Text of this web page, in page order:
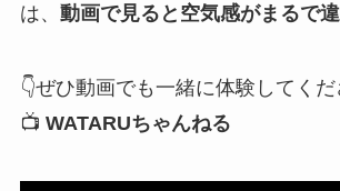
は、 動画で見ると空気感がまるで違
👇ぜひ動画でも一緒に体験してくだ
📺 WATARUちゃんねる